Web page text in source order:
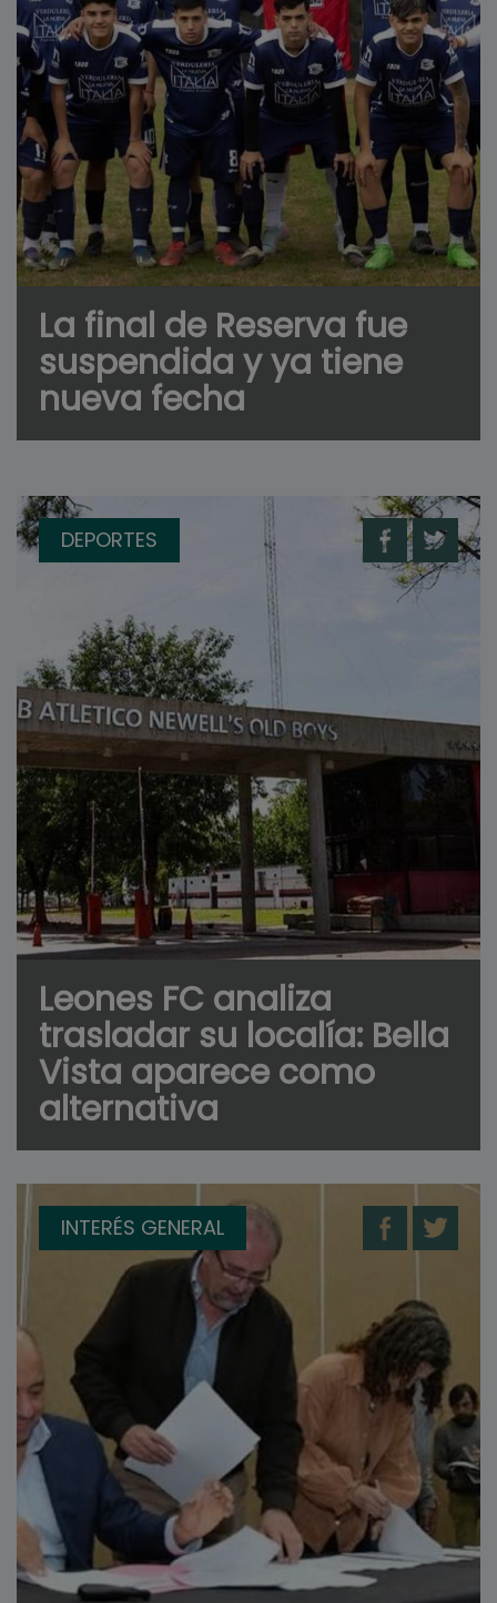
La final de Reserva fue
suspendida y ya tiene
nueva fecha
DEPORTES
Leones FC analiza
trasladar su localía: Bella
Vista aparece como
alternativa
INTERÉS GENERAL